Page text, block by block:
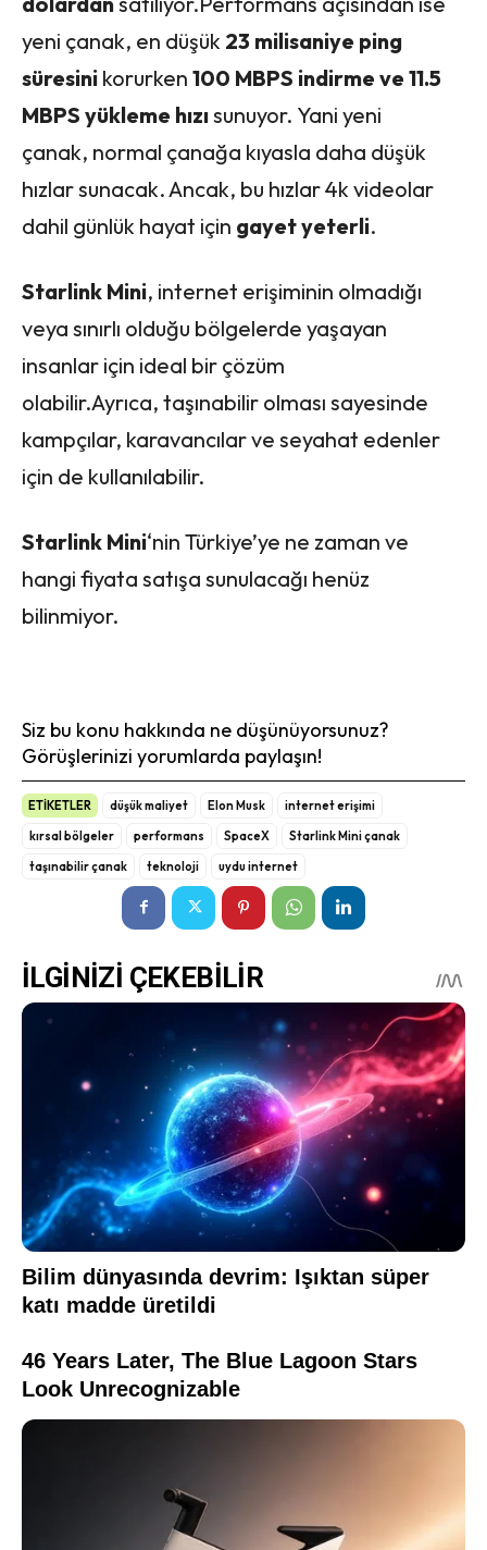
yeni çanak, en düşük 23 milisaniye ping
süresini korurken 100 MBPS indirme ve 11.5
MBPS yükleme hızısunuyor. Yani yeni
çanak, normal çanağa kıyasla daha düşük
hızlar sunacak. Ancak, bu hızlar 4k videolar
dahil günlük hayat için gayet yeterli.
Starlink Mini, internet erişiminin olmadığı
veya sınırlı olduğu bölgelerde yaşayan
insanlar için ideal bir çözüm
olabilir.Ayrıca, taşınabilir olması sayesinde
kampçılar, karavancılar ve seyahat edenler
için de kullanılabilir.
Starlink Mini‘nin Türkiye’ye ne zaman ve
hangi fiyata satışa sunulacağı henüz
bilinmiyor.
Siz bu konu hakkında ne düşünüyorsunuz?
Görüşlerinizi yorumlarda paylaşın!
ETİKETLER düşük maliyet Elon Musk
internet erişimi
kırsal bölgeler
performans SpaceX
Starlink Mini çanak
taşınabilir çanak
teknoloji uydu internet